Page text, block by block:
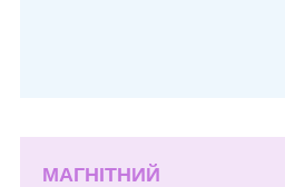
МАГНІТНИЙ